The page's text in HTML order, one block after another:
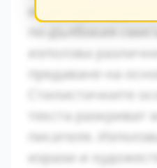
играе важна роля
използва
предаване на
Стилистичните
текста
писателя.
изрази и